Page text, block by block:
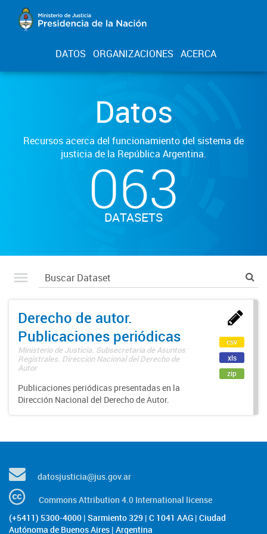
DATOS ORGANIZACIONES ACERCA
Datos
Recursos acerca del funcionamiento del sistema de
justicia de la República Argentina.
063
DATASETS
Derecho de autor.
Publicaciones periódicas
Ministerio de Justicia. Subsecretaría de Asuntos
Registrales. Dirección Nacional del Derecho de
Autor
Publicaciones periódicas presentadas en la
Dirección Nacional del Derecho de Autor.
csv
xls
zip
datosjusticia@jus.gov.ar
Commons Attribution 4.0 International license
(+5411) 5300-4000 | Sarmiento 329 | C 1041 AAG | Ciudad
Autónoma de Buenos Aires | Argentina